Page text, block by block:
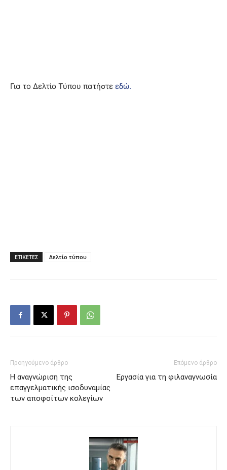
Για το Δελτίο Τύπου πατήστε εδώ.
ΕΤΙΚΕΤΕΣ Δελτίο τύπου
Προηγούμενο άρθρο
H αναγνώριση της
επαγγελματικής ισοδυναμίας
των αποφοίτων κολεγίων
Επόμενο άρθρο
Eργασία για τη φιλαναγνωσία